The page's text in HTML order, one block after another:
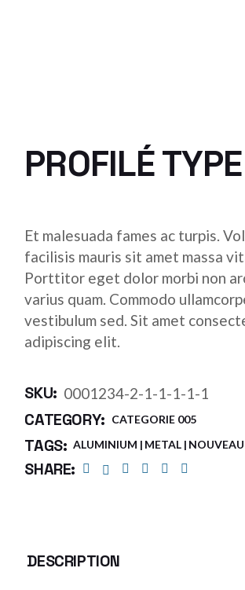
PROFILÉ
Et malesuada fames ac turpis.
facilisis mauris sit amet massa
Porttitor eget dolor morbi non
varius quam. Commodo
vestibulum sed. Sit amet
adipiscing elit.
SKU: 0001234-2-1-1-1-1-1
CATEGORY: CATEGORIE 005
TAGS: ALUMINIUM METAL NOUVEAU
SHARE:
DESCRIPTION